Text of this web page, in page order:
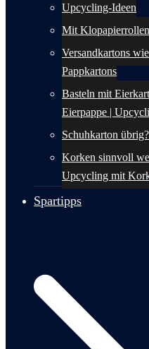
Upcycling-Ideen
Mit
Versandkartons
Pappkartons
Basteln mit
Eierpappe |
Schuhkarton
Korken sinnvoll
Upcycling mit
Spartipps